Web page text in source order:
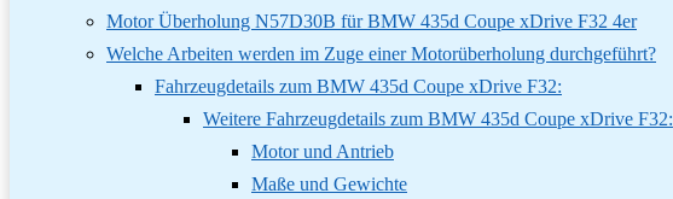
Motor Überholung N57D30B für BMW 435d Coupe xDrive F32 4er
Welche Arbeiten werden im Zuge einer Motorüberholung durchgeführt?
Fahrzeugdetails zum BMW 435d Coupe xDrive F32:
Weitere Fahrzeugdetails zum BMW 435d Coupe xDrive F32:
Motor und Antrieb
Maße und Gewichte